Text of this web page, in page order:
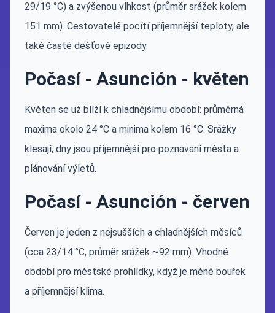
29/19 °C) a zvýšenou vlhkost (průměr srážek kolem
151 mm). Cestovatelé pocítí příjemnější teploty, ale
také časté dešťové epizody.
Počasí - Asunción - květen
Květen se už blíží k chladnějšímu období: průměrná
maxima okolo 24 °C a minima kolem 16 °C. Srážky
klesají, dny jsou příjemnější pro poznávání města a
plánování výletů.
Počasí - Asunción - červen
Červen je jeden z nejsušších a chladnějších měsíců
(cca 23/14 °C, průměr srážek ~92 mm). Vhodné
období pro městské prohlídky, když je méně bouřek
a příjemnější klima.